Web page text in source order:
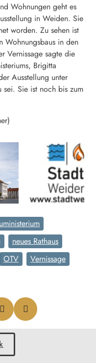
Wohnungen geht es
in Weiden. Sie
worden. Zu sehen ist
Wohnungsbaus in den
Vernissage sagte die
Brigitta
Ausstellung unter
sei. Sie ist noch bis zum
neues Rathaus
OTV
Vernissage